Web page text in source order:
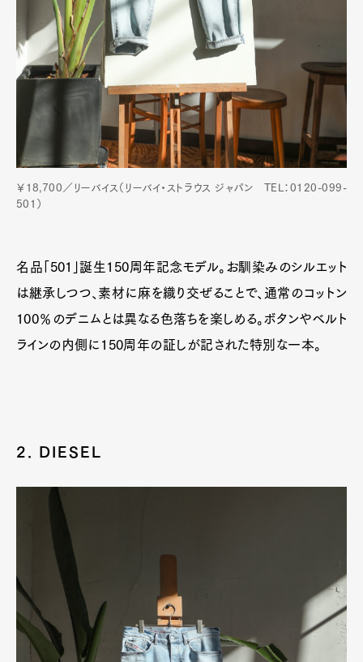
￥18,700／リーバイス（リーバイ・ストラウス ジャパン TEL：0120-099-
501）
名品「501」誕生150周年記念モデル。お馴染みのシルエット
は継承しつつ、素材に麻を織り交ぜることで、通常のコットン
100％のデニムとは異なる色落ちを楽しめる。ボタンやベルト
ラインの内側に150周年の証しが記された特別な一本。
2. DIESEL